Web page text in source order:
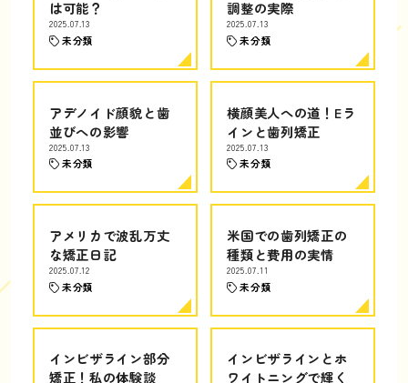
は可能？
2025.07.13
未分類
調整の実際
2025.07.13
未分類
アデノイド顔貌と歯
並びへの影響
2025.07.13
未分類
横顔美人への道！Eラ
インと歯列矯正
2025.07.13
未分類
アメリカで波乱万丈
な矯正日記
2025.07.12
未分類
米国での歯列矯正の
種類と費用の実情
2025.07.11
未分類
インビザライン部分
矯正！私の体験談
インビザラインとホ
ワイトニングで輝く